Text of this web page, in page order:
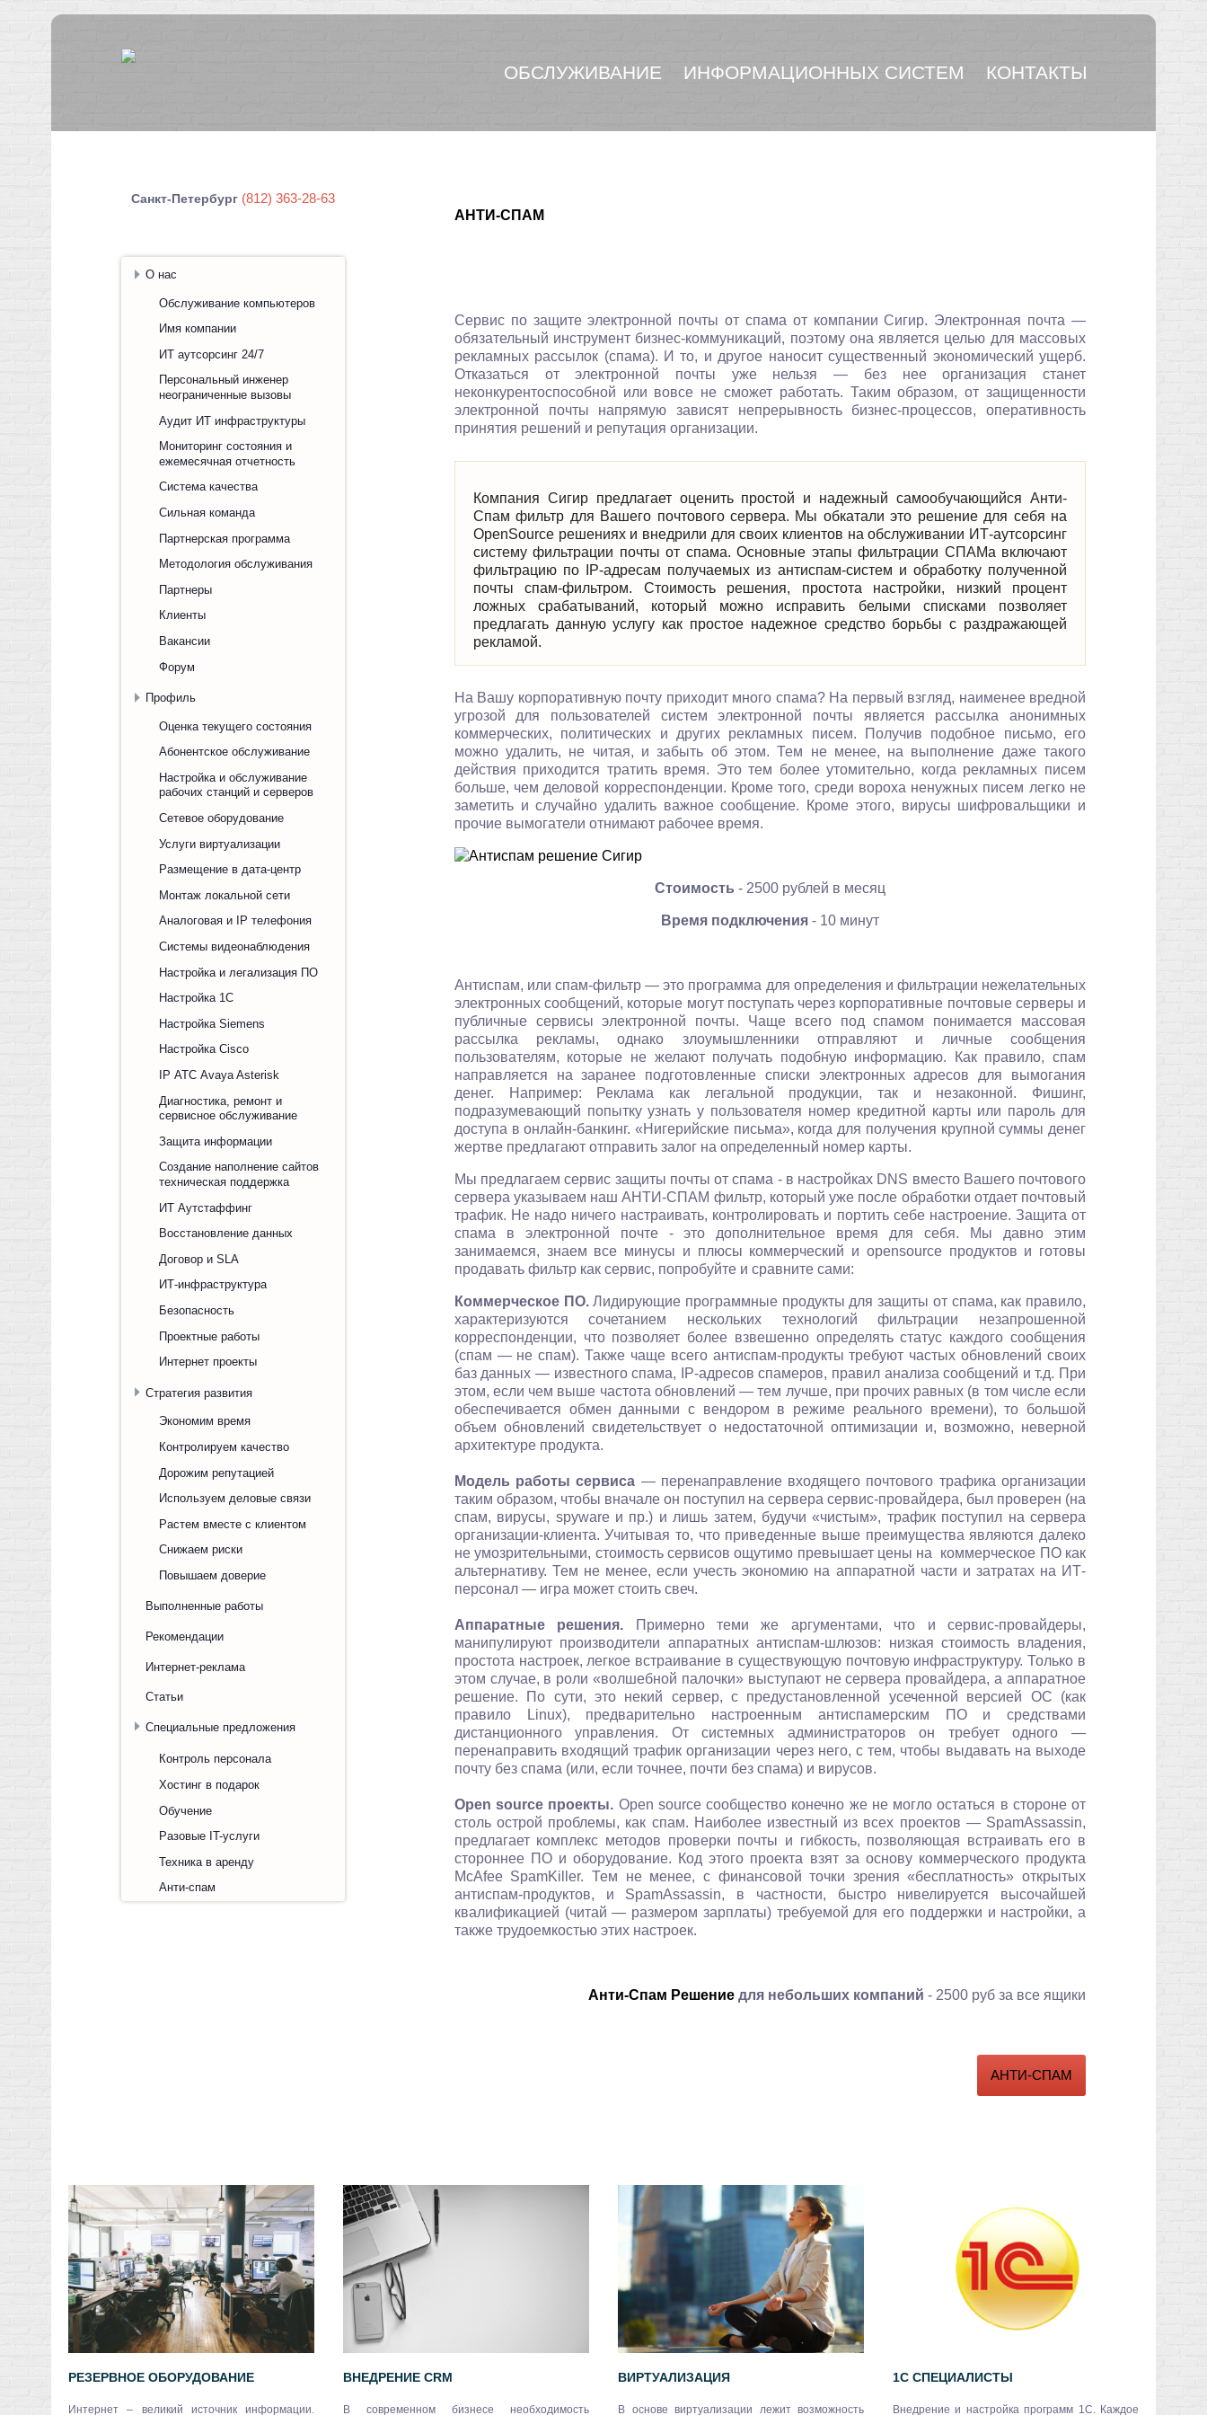
ОБСЛУЖИВАНИЕ ИНФОРМАЦИОННЫХ СИСТЕМ КОНТАКТЫ
АНТИ-СПАМ
Сервис по защите электронной почты от спама от компании Сигир. Электронная почта —
обязательный инструмент бизнес-коммуникаций, поэтому она является целью для массовых
рекламных рассылок (спама). И то, и другое наносит существенный экономический ущерб.
Отказаться от электронной почты уже нельзя — без нее организация станет
неконкурентоспособной или вовсе не сможет работать. Таким образом, от защищенности
электронной почты напрямую зависят непрерывность бизнес-процессов, оперативность
принятия решений и репутация организации.
Компания Сигир предлагает оценить простой и надежный самообучающийся Анти-
Спам фильтр для Вашего почтового сервера. Мы обкатали это решение для себя на
OpenSource решениях и внедрили для своих клиентов на обслуживании ИТ-аутсорсинг
систему фильтрации почты от спама. Основные этапы фильтрации СПАМа включают
фильтрацию по IP-адресам получаемых из антиспам-систем и обработку полученной
почты спам-фильтром. Стоимость решения, простота настройки, низкий процент
ложных срабатываний, который можно исправить белыми списками позволяет
предлагать данную услугу как простое надежное средство борьбы с раздражающей
рекламой.
На Вашу корпоративную почту приходит много спама? На первый взгляд, наименее вредной
угрозой для пользователей систем электронной почты является рассылка анонимных
коммерческих, политических и других рекламных писем. Получив подобное письмо, его
можно удалить, не читая, и забыть об этом. Тем не менее, на выполнение даже такого
действия приходится тратить время. Это тем более утомительно, когда рекламных писем
больше, чем деловой корреспонденции. Кроме того, среди вороха ненужных писем легко не
заметить и случайно удалить важное сообщение. Кроме этого, вирусы шифровальщики и
прочие вымогатели отнимают рабочее время.
Стоимость - 2500 рублей в месяц
Время подключения- 10 минут
Антиспам, или спам-фильтр — это программа для определения и фильтрации нежелательных
электронных сообщений, которые могут поступать через корпоративные почтовые серверы и
публичные сервисы электронной почты. Чаще всего под спамом понимается массовая
рассылка рекламы, однако злоумышленники отправляют и личные сообщения
пользователям, которые не желают получать подобную информацию. Как правило, спам
направляется на заранее подготовленные списки электронных адресов для вымогания
денег. Например: Реклама как легальной продукции, так и незаконной. Фишинг,
подразумевающий попытку узнать у пользователя номер кредитной карты или пароль для
доступа в онлайн-банкинг. «Нигерийские письма», когда для получения крупной суммы денег
жертве предлагают отправить залог на определенный номер карты.
Мы предлагаем сервис защиты почты от спама - в настройках DNS вместо Вашего почтового
сервера указываем наш АНТИ-СПАМ фильтр, который уже после обработки отдает почтовый
трафик. Не надо ничего настраивать, контролировать и портить себе настроение. Защита от
спама в электронной почте - это дополнительное время для себя. Мы давно этим
занимаемся, знаем все минусы и плюсы коммерческий и opensource продуктов и готовы
продавать фильтр как сервис, попробуйте и сравните сами:
Коммерческое ПО.Лидирующие программные продукты для защиты от спама, как правило,
характеризуются сочетанием нескольких технологий фильтрации незапрошенной
корреспонденции, что позволяет более взвешенно определять статус каждого сообщения
(спам — не спам). Также чаще всего антиспам-продукты требуют частых обновлений своих
баз данных — известного спама, IP-адресов спамеров, правил анализа сообщений и т.д. При
этом, если чем выше частота обновлений — тем лучше, при прочих равных (в том числе если
обеспечивается обмен данными с вендором в режиме реального времени), то большой
объем обновлений свидетельствует о недостаточной оптимизации и, возможно, неверной
архитектуре продукта.
Модель работы сервиса — перенаправление входящего почтового трафика организации
таким образом, чтобы вначале он поступил на сервера сервис-провайдера, был проверен (на
спам, вирусы, spyware и пр.) и лишь затем, будучи «чистым», трафик поступил на сервера
организации-клиента. Учитывая то, что приведенные выше преимущества являются далеко
не умозрительными, стоимость сервисов ощутимо превышает цены на коммерческое ПО как
альтернативу. Тем не менее, если учесть экономию на аппаратной части и затратах на ИТ-
персонал — игра может стоить свеч.
Аппаратные решения. Примерно теми же аргументами, что и сервис-провайдеры,
манипулируют производители аппаратных антиспам-шлюзов: низкая стоимость владения,
простота настроек, легкое встраивание в существующую почтовую инфраструктуру. Только в
этом случае, в роли «волшебной палочки» выступают не сервера провайдера, а аппаратное
решение. По сути, это некий сервер, с предустановленной усеченной версией ОС (как
правило Linux), предварительно настроенным антиспамерским ПО и средствами
дистанционного управления. От системных администраторов он требует одного —
перенаправить входящий трафик организации через него, с тем, чтобы выдавать на выходе
почту без спама (или, если точнее, почти без спама) и вирусов.
Open source проекты. Open source сообщество конечно же не могло остаться в стороне от
столь острой проблемы, как спам. Наиболее известный из всех проектов — SpamAssassin,
предлагает комплекс методов проверки почты и гибкость, позволяющая встраивать его в
стороннее ПО и оборудование. Код этого проекта взят за основу коммерческого продукта
McAfee SpamKiller. Тем не менее, с финансовой точки зрения «бесплатность» открытых
антиспам-продуктов, и SpamAssassin, в частности, быстро нивелируется высочайшей
квалификацией (читай — размером зарплаты) требуемой для его поддержки и настройки, а
также трудоемкостью этих настроек.
Анти-Спам Решение для небольших компаний - 2500 руб за все ящики
АНТИ-СПАМ
Санкт-Петербург (812) 363-28-63
О нас
Обслуживание компьютеров
Имя компании
ИТ аутсорсинг 24/7
Персональный инженер
неограниченные вызовы
Аудит ИТ инфраструктуры
Мониторинг состояния и
ежемесячная отчетность
Система качества
Сильная команда
Партнерская программа
Методология обслуживания
Партнеры
Клиенты
Вакансии
Форум
Профиль
Оценка текущего состояния
Абонентское обслуживание
Настройка и обслуживание
рабочих станций и серверов
Сетевое оборудование
Услуги виртуализации
Размещение в дата-центр
Монтаж локальной сети
Аналоговая и IP телефония
Системы видеонаблюдения
Настройка и легализация ПО
Настройка 1С
Настройка Siemens
Настройка Cisco
IP АТС Avaya Asterisk
Диагностика, ремонт и
сервисное обслуживание
Защита информации
Создание наполнение сайтов
техническая поддержка
ИТ Аутстаффинг
Восстановление данных
Договор и SLA
ИТ-инфраструктура
Безопасность
Проектные работы
Интернет проекты
Стратегия развития
Экономим время
Контролируем качество
Дорожим репутацией
Используем деловые связи
Растем вместе с клиентом
Снижаем риски
Повышаем доверие
Выполненные работы
Рекомендации
Интернет-реклама
Статьи
Специальные предложения
Контроль персонала
Хостинг в подарок
Обучение
Разовые IT-услуги
Техника в аренду
Анти-спам
РЕЗЕРВНОЕ ОБОРУДОВАНИЕ
Интернет – великий источник информации.
ВНЕДРЕНИЕ CRM
В современном бизнесе необходимость
ВИРТУАЛИЗАЦИЯ
В основе виртуализации лежит возможность
1С СПЕЦИАЛИСТЫ
Внедрение и настройка программ 1С. Каждое